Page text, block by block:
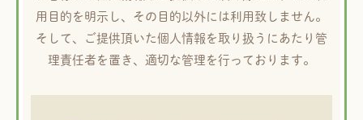
用目的を明示し、その目的以外には利用致しません。
そして、ご提供頂いた個人情報を取り扱うにあたり管
理責任者を置き、適切な管理を行っております。